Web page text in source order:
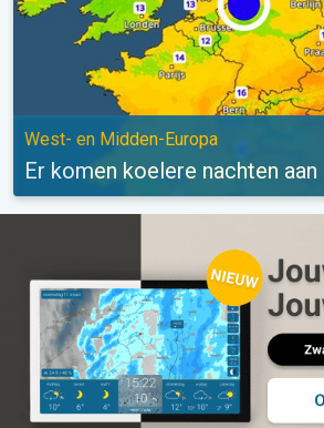
West- en Midden-Europa
Er komen koelere nachten aan